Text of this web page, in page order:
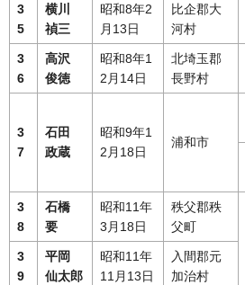
3
5
横川
禎三
昭和8年2
月13日
比企郡大
河村
3
6
高沢
俊徳
昭和8年1
2月14日
北埼玉郡
長野村
3
7
石田
政蔵
昭和9年1
2月18日
浦和市
3
8
石橋
要
昭和11年
3月18日
秩父郡秩
父町
3
9
平岡
仙太郎
昭和11年
11月13日
入間郡元
加治村